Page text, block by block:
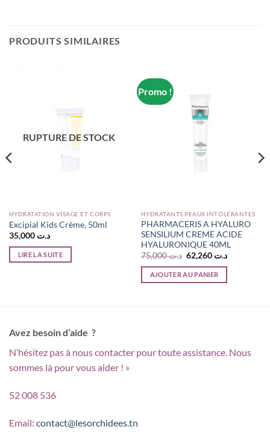
PRODUITS SIMILAIRES
RUPTURE DE STOCK
HYDRATATION VISAGE ET CORPS
Excipial Kids Crème, 50ml
د.ت 35,000
LIRE LA SUITE
Promo !
HYDRATANTS PEAUX INTOLÉRANTES
PHARMACERIS A HYALURO
SENSILIUM CREME ACIDE
HYALURONIQUE 40ML
د.ت75,000
Le
prix
initial
était :
د.ت 75,000.
د.ت 62,260
Le
AJOUTER AU PANIER
Avez besoin d’aide ?
N’hésitez pas à nous contacter pour toute assistance. Nous
sommes là pour vous aider ! »
52 008 536
Email: contact@lesorchidees.tn